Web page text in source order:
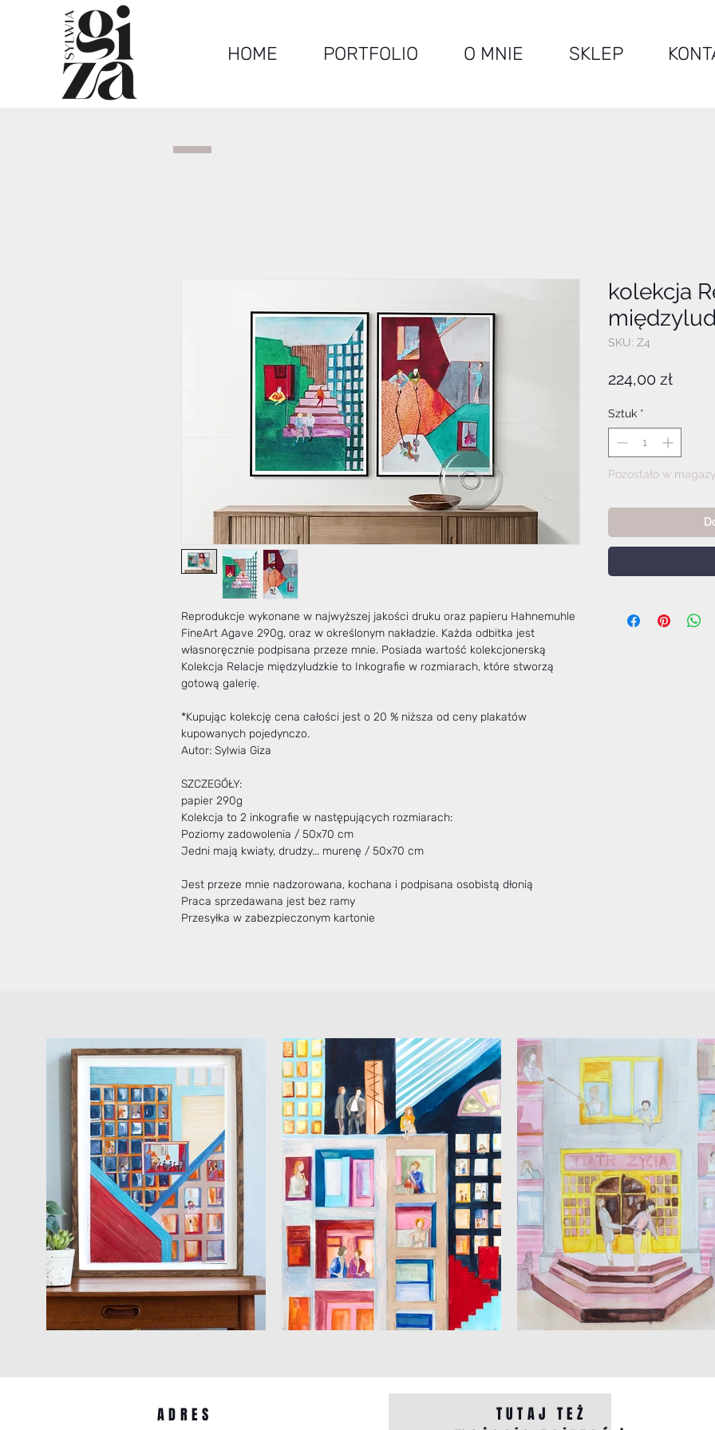
HOME PORTFOLIO O MNIE SKLEP
Reprodukcje wykonane w najwyższej jakości druku oraz papieru Hahnemuhle
FineArt Agave 290g, oraz w określonym nakładzie. Każda odbitka jest
własnoręcznie podpisana przeze mnie. Posiada wartość kolekcjonerską
Kolekcja Relacje międzyludzkie to Inkografie w rozmiarach, które stworzą
gotową galerię.
*Kupując kolekcję cena całości jest o 20 % niższa od ceny plakatów
kupowanych pojedynczo.
Autor: Sylwia Giza
SZCZEGÓŁY:
papier 290g
Kolekcja to 2 inkografie w następujących rozmiarach:
Poziomy zadowolenia / 50x70 cm
Jedni mają kwiaty, drudzy... murenę / 50x70 cm
Jest przeze mnie nadzorowana, kochana i podpisana osobistą dłonią
Praca sprzedawana jest bez ramy
Przesyłka w zabezpieczonym kartonie
kolekcja
SKU: Z4
224,00 złCena
Sztuk *
Pozostało w
ADRES
TUTAJ TEŻ